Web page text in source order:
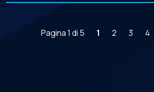
Pagina 1 di 5 1 2 3 4